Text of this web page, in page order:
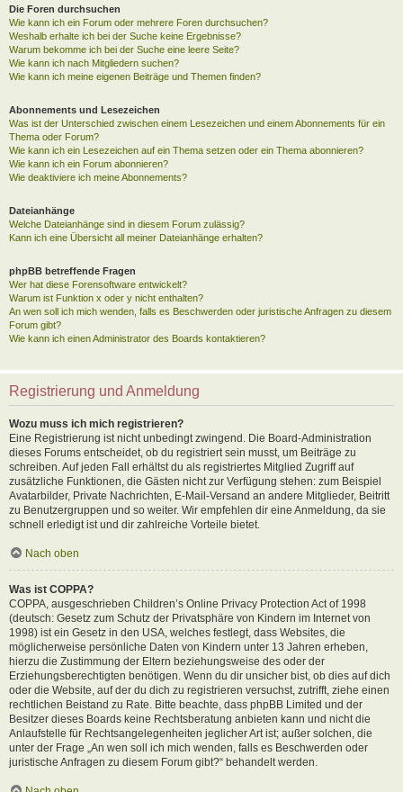
Die Foren durchsuchen
Wie kann ich ein Forum oder mehrere Foren durchsuchen?
Weshalb erhalte ich bei der Suche keine Ergebnisse?
Warum bekomme ich bei der Suche eine leere Seite?
Wie kann ich nach Mitgliedern suchen?
Wie kann ich meine eigenen Beiträge und Themen finden?
Abonnements und Lesezeichen
Was ist der Unterschied zwischen einem Lesezeichen und einem Abonnements für ein
Thema oder Forum?
Wie kann ich ein Lesezeichen auf ein Thema setzen oder ein Thema abonnieren?
Wie kann ich ein Forum abonnieren?
Wie deaktiviere ich meine Abonnements?
Dateianhänge
Welche Dateianhänge sind in diesem Forum zulässig?
Kann ich eine Übersicht all meiner Dateianhänge erhalten?
phpBB betreffende Fragen
Wer hat diese Forensoftware entwickelt?
Warum ist Funktion x oder y nicht enthalten?
An wen soll ich mich wenden, falls es Beschwerden oder juristische Anfragen zu diesem
Forum gibt?
Wie kann ich einen Administrator des Boards kontaktieren?
Registrierung und Anmeldung
Wozu muss ich mich registrieren?
Eine Registrierung ist nicht unbedingt zwingend. Die Board-Administration
dieses Forums entscheidet, ob du registriert sein musst, um Beiträge zu
schreiben. Auf jeden Fall erhältst du als registriertes Mitglied Zugriff auf
zusätzliche Funktionen, die Gästen nicht zur Verfügung stehen: zum Beispiel
Avatarbilder, Private Nachrichten, E-Mail-Versand an andere Mitglieder, Beitritt
zu Benutzergruppen und so weiter. Wir empfehlen dir eine Anmeldung, da sie
schnell erledigt ist und dir zahlreiche Vorteile bietet.
Nach oben
Was ist COPPA?
COPPA, ausgeschrieben Children’s Online Privacy Protection Act of 1998
(deutsch: Gesetz zum Schutz der Privatsphäre von Kindern im Internet von
1998) ist ein Gesetz in den USA, welches festlegt, dass Websites, die
möglicherweise persönliche Daten von Kindern unter 13 Jahren erheben,
hierzu die Zustimmung der Eltern beziehungsweise des oder der
Erziehungsberechtigten benötigen. Wenn du dir unsicher bist, ob dies auf dich
oder die Website, auf der du dich zu registrieren versuchst, zutrifft, ziehe einen
rechtlichen Beistand zu Rate. Bitte beachte, dass phpBB Limited und der
Besitzer dieses Boards keine Rechtsberatung anbieten kann und nicht die
Anlaufstelle für Rechtsangelegenheiten jeglicher Art ist; außer solchen, die
unter der Frage „An wen soll ich mich wenden, falls es Beschwerden oder
juristische Anfragen zu diesem Forum gibt?“ behandelt werden.